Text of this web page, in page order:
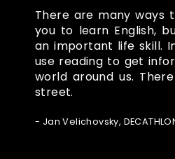
There are many ways
you to learn English,
an important life skill.
use reading to get
world around us.
street.
- Jan Velichovsky,